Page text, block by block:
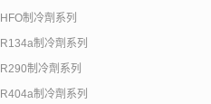
HFO制冷劑系列
R134a制冷劑系列
R290制冷劑系列
R404a制冷劑系列